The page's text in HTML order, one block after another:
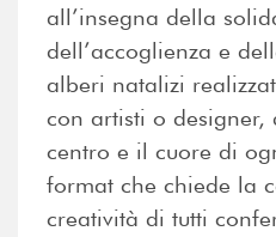
all’insegna della
dell’accoglienza e
alberi natalizi
con artisti o designer,
centro e il cuore di
format che chiede la
creatività di tutti